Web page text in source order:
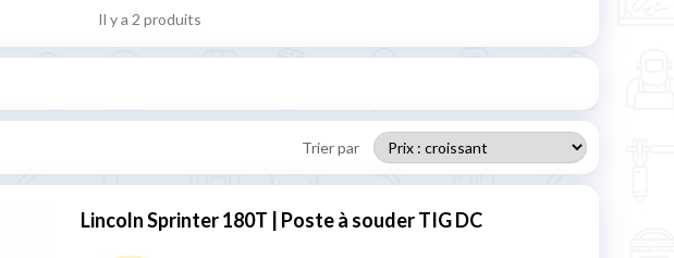
Il y a 2 produits
Trier par
Lincoln Sprinter 180T | Poste à souder TIG DC